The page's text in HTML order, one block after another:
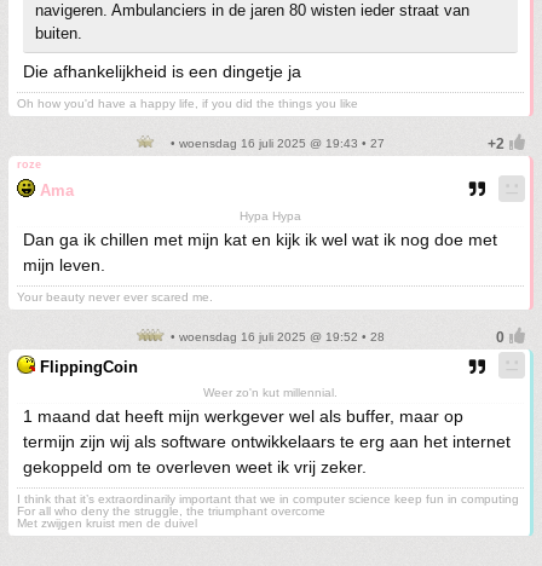
navigeren. Ambulanciers in de jaren 80 wisten ieder straat van
buiten.
Die afhankelijkheid is een dingetje ja
Oh how you'd have a happy life, if you did the things you like
• woensdag 16 juli 2025 @ 19:43 • 27
roze
Ama
Hypa Hypa
Dan ga ik chillen met mijn kat en kijk ik wel wat ik nog doe met
mijn leven.
Your beauty never ever scared me.
• woensdag 16 juli 2025 @ 19:52 • 28
FlippingCoin
Weer zo'n kut millennial.
1 maand dat heeft mijn werkgever wel als buffer, maar op
termijn zijn wij als software ontwikkelaars te erg aan het internet
gekoppeld om te overleven weet ik vrij zeker.
I think that it’s extraordinarily important that we in computer science keep fun in computing
For all who deny the struggle, the triumphant overcome
Met zwijgen kruist men de duivel